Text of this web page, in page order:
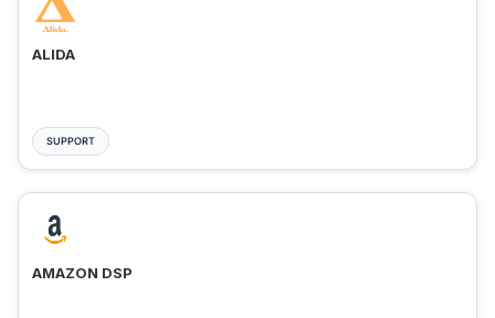
ALIDA
SUPPORT
AMAZON DSP